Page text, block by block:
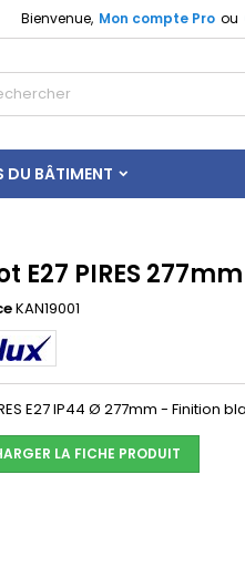
Bienvenue, Mon compte Pro ou
DU BÂTIMENT
E27 PIRES 277mm
KAN19001
E27 IP44 Ø 277mm - Finition
LA FICHE PRODUIT